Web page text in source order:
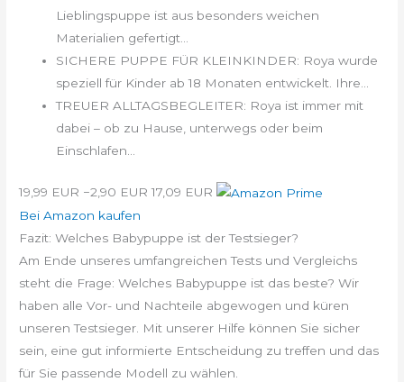
Lieblingspuppe ist aus besonders weichen
Materialien gefertigt...
SICHERE PUPPE FÜR KLEINKINDER: Roya wurde
speziell für Kinder ab 18 Monaten entwickelt. Ihre...
TREUER ALLTAGSBEGLEITER: Roya ist immer mit
dabei – ob zu Hause, unterwegs oder beim
Einschlafen...
19,99 EUR −2,90 EUR 17,09 EUR
Bei Amazon kaufen
Fazit: Welches Babypuppe ist der Testsieger?
Am Ende unseres umfangreichen Tests und Vergleichs
steht die Frage: Welches Babypuppe ist das beste? Wir
haben alle Vor- und Nachteile abgewogen und küren
unseren Testsieger. Mit unserer Hilfe können Sie sicher
sein, eine gut informierte Entscheidung zu treffen und das
für Sie passende Modell zu wählen.